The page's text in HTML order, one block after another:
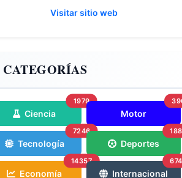
Visitar sitio web
CATEGORÍAS
Ciencia
1979
Motor
Tecnología
7246
Deportes
Economía
14357
Internacional